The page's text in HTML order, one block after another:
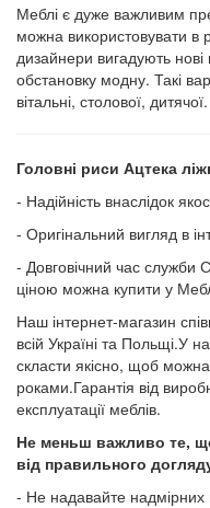
Меблі є дуже важливим
можна використовувати в
дизайнери вигадують
обстановку модну. Такі
вітальні, столової, дитячої.
Головні риси Ацтека
- Надійність внаслідок
- Оригінальний вигляд в
- Довговічний час служби
ціною можна купити у
Наш інтернет-магазин
всій Україні та Польщі.У
скласти якісно, щоб
роками.Гарантія від
експлуатації меблів.
Не меньш важливо те,
від правильного
- Не надавайте